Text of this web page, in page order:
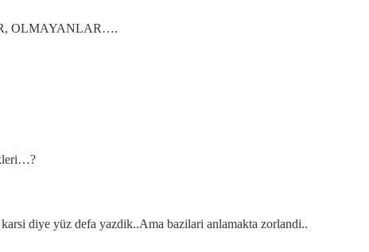
OLMAYANLAR….
diye yüz defa yazdik..Ama bazilari anlamakta zorlandi..